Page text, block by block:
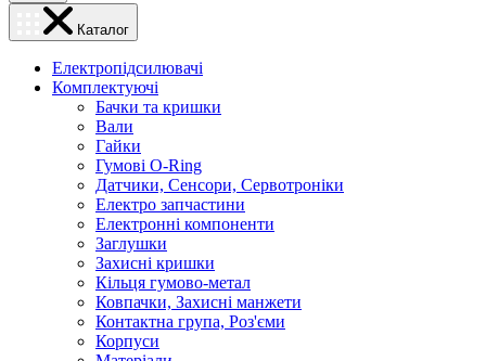
Каталог
Електропідсилювачі
Комплектуючі
Бачки та кришки
Вали
Гайки
Гумові O-Ring
Датчики, Сенсори, Сервотроніки
Електро запчастини
Електронні компоненти
Заглушки
Захисні кришки
Кільця гумово-метал
Ковпачки, Захисні манжети
Контактна група, Роз'єми
Корпуси